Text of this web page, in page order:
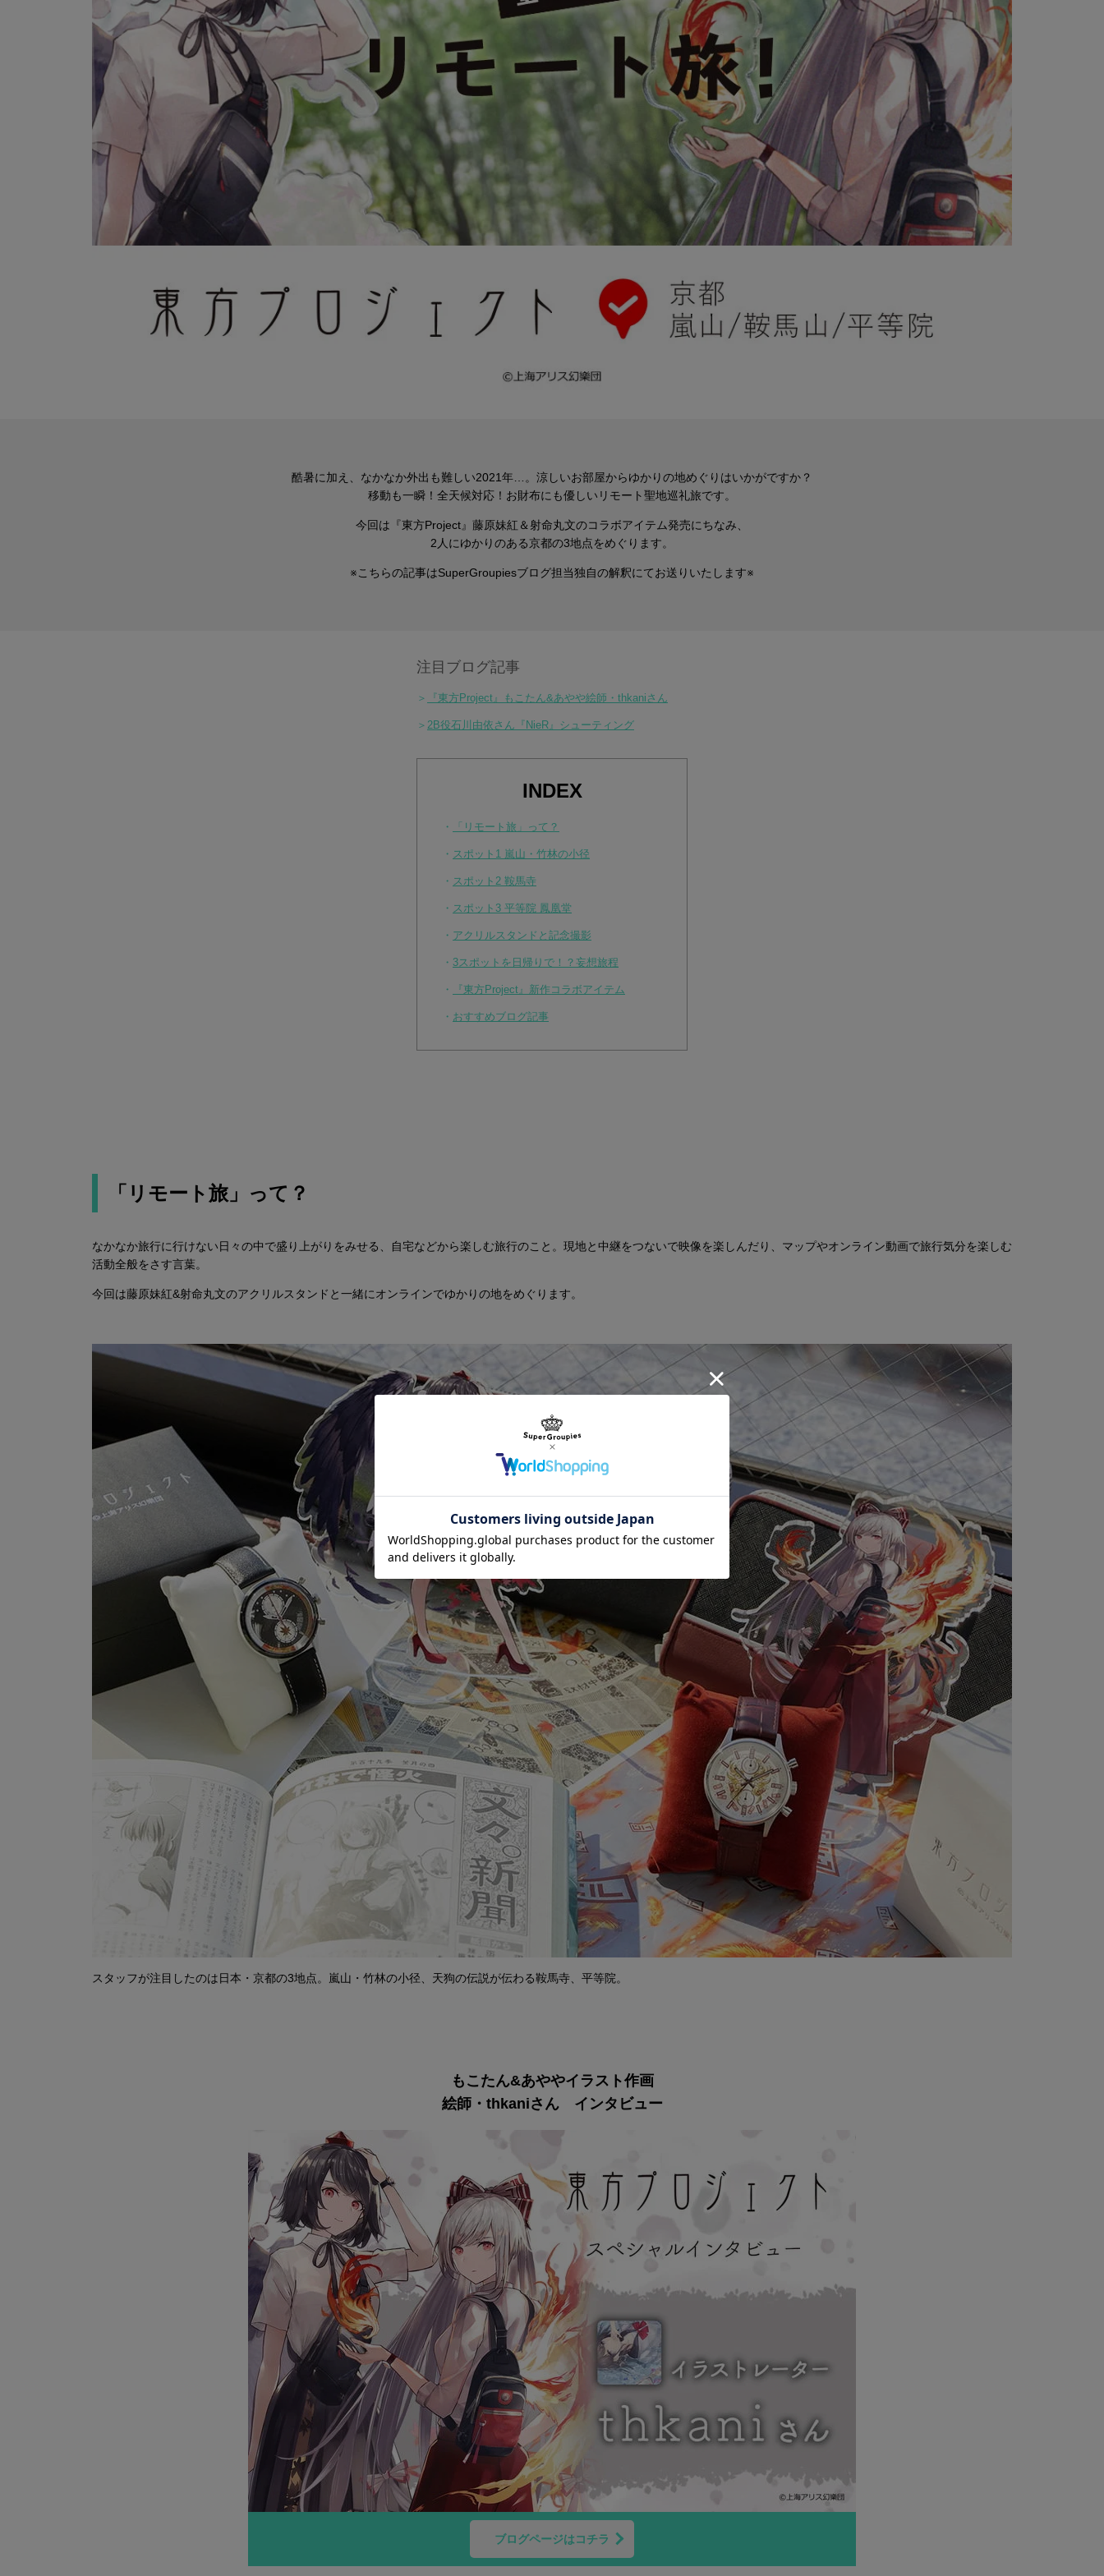
酷暑に加え、なかなか外出も難しい2021年…。涼しいお部屋からゆかりの地めぐりはいかがですか？
移動も一瞬！全天候対応！お財布にも優しいリモート聖地巡礼旅です。
今回は『東方Project』藤原妹紅＆射命丸文のコラボアイテム発売にちなみ、
2人にゆかりのある京都の3地点をめぐります。
※こちらの記事はSuperGroupiesブログ担当独自の解釈にてお送りいたします※
注目ブログ記事
＞ 『東方Project』もこたん&あやや絵師・ thkaniさん
＞ 2B役石川由依さん『NieR』シューティング
INDEX
・ 「リモート旅」って？
・ スポット1 嵐山・竹林の小径
・ スポット2 鞍馬寺
・ スポット3 平等院 鳳凰堂
・ アクリルスタンドと記念撮影
・ 3スポットを日帰りで！？妄想旅程
・ 『東方Project』新作コラボアイテム
・ おすすめブログ記事
「リモート旅」って？
なかなか旅行に行けない日々の中で盛り上がりをみせる、自宅などから楽しむ旅行のこと。現地と中継をつないで映像を楽しんだり、マップやオンライン動画で旅行気分を楽しむ
活動全般をさす言葉。
今回は藤原妹紅&射命丸文のアクリルスタンドと一緒にオンラインでゆかりの地をめぐります。
スタッフが注目したのは日本・京都の3地点。嵐山・竹林の小径、天狗の伝説が伝わる鞍馬寺、平等院。
もこたん&あややイラスト作画
絵師・thkaniさん インタビュー
ブログページはコチラ